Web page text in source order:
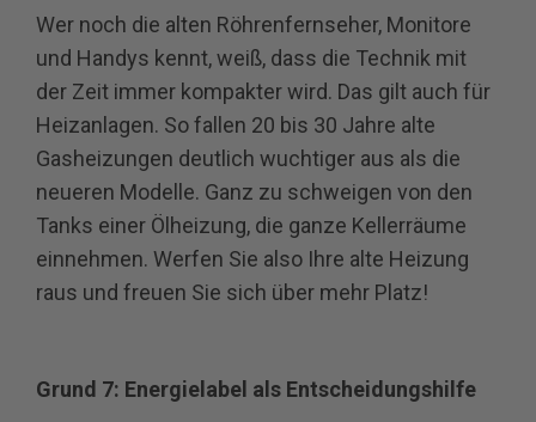
Wer noch die alten Röhrenfernseher, Monitore
und Handys kennt, weiß, dass die Technik mit
der Zeit immer kompakter wird. Das gilt auch für
Heizanlagen. So fallen 20 bis 30 Jahre alte
Gasheizungen deutlich wuchtiger aus als die
neueren Modelle. Ganz zu schweigen von den
Tanks einer Ölheizung, die ganze Kellerräume
einnehmen. Werfen Sie also Ihre alte Heizung
raus und freuen Sie sich über mehr Platz!
Grund 7: Energielabel als Entscheidungshilfe